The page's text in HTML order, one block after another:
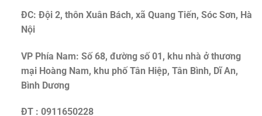
ĐC: Đội 2, thôn Xuân Bách, xã Quang Tiến, Sóc Sơn, Hà
Nội
VP Phía Nam: Số 68, đường số 01, khu nhà ở thương
mại Hoàng Nam, khu phố Tân Hiệp, Tân Bình, Dĩ An,
Bình Dương
ĐT : 0911650228